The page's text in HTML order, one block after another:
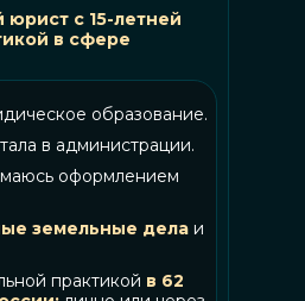
с 15-летней
в сфере
практикой в 62
земельные дела и
оформлением
в администрации.
образование.